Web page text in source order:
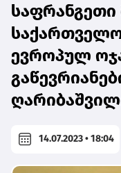
საფრანგეთი
ევროპულ
14.07.2023 • 18:04